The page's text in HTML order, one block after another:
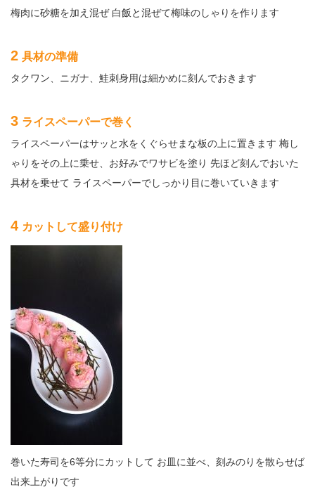
梅肉に砂糖を加え混ぜ 白飯と混ぜて梅味のしゃりを作ります
2 具材の準備
タクワン、ニガナ、鮭刺身用は細かめに刻んでおきます
3 ライスペーパーで巻く
ライスペーパーはサッと水をくぐらせまな板の上に置きます 梅し
ゃりをその上に乗せ、お好みでワサビを塗り 先ほど刻んでおいた
具材を乗せて ライスペーパーでしっかり目に巻いていきます
4 カットして盛り付け
巻いた寿司を6等分にカットして お皿に並べ、刻みのりを散らせば
出来上がりです